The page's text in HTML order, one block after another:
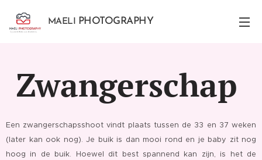
MAELI PHOTOGRAPHY
Zwangerschap
Een zwangerschapsshoot vindt plaats tussen de 33 en 37 weken
(later kan ook nog). Je buik is dan mooi rond en je baby zit nog
hoog in de buik. Hoewel dit best spannend kan zijn, is het de